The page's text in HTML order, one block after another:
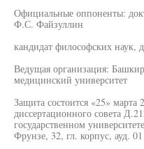
Официальные оппоненты:
Ф.С. Файзуллин
кандидат философских
Ведущая организация:
медицинский университет
Защита состоится «25» марта
диссертационного совета
государственном
Фрунзе, 32, гл. корпус, ауд. 01